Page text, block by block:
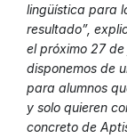
lingüística para
resultado”,
el próximo 27
disponemos de
para alumnos
y solo quieren
concreto de